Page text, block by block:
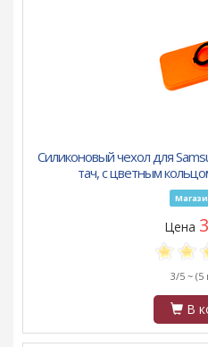
Силиконовый чехол для
тач, с цветным
Цена
3/5 ~ (5
В